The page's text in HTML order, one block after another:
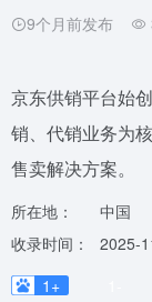
9个月前发布
京东供销平台始
销、代销业务为
售卖解决方案。
所在地：
中国
收录时间：
2025-
1+